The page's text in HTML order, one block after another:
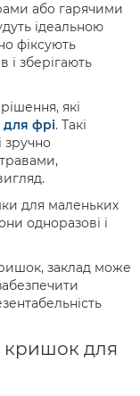
або гарячими
ідеальною
фіксують
і зберігають
які
фрі. Такі
зручно
для маленьких
одноразові і
заклад може
кришок для